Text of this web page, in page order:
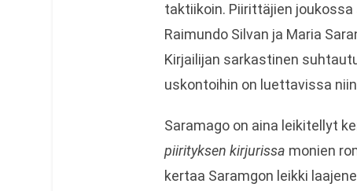
taktiikoin. Piirittäjien
Raimundo Silvan ja Maria
Kirjailijan sarkastinen
uskontoihin on luettavissa
Saramago on aina leikitellyt
piirityksen kirjurissa monien
kertaa Saramgon leikki